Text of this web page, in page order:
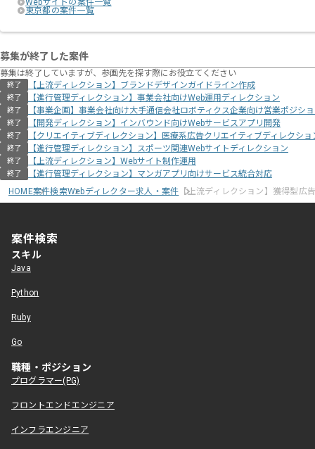
Webサイトの案件一覧
東京都の案件一覧
募集が終了した案件
募集は終了していますが、参画先を探す際にお役立てください
終了 【上流ディレクション】ブランドデザインガイドライン作成
終了 【進行管理ディレクション】事業会社向けWeb運用ディレクション
終了 【事業企画】事業会社向け大手通信会社ロボティクス企業向け営業ポジシ
終了 【開発ディレクション】インバウンド向けWebサービスアプリ開発
終了 【クリエイティブディレクション】医療系広告クリエイティブディレクショ
終了 【進行管理ディレクション】スポーツ関連Webサイトディレクション
終了 【上流ディレクション】Webサイト制作運用
終了
【進行管理ディレクション】マンガアプリ向けサービス統合対応
HOME案件検索Webディレクター求人・案件 【上流ディレクション】獲得型広
案件検索
スキル
Java
Python
Ruby
Go
職種・ポジション
プログラマー(PG)
フロントエンドエンジニア
インフラエンジニア